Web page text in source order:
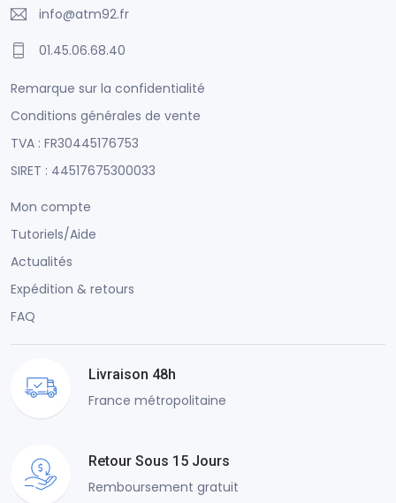
info@atm92.fr
01.45.06.68.40
Remarque sur la confidentialité
Conditions générales de vente
TVA : FR30445176753
SIRET : 44517675300033
Mon compte
Tutoriels/Aide
Actualités
Expédition & retours
FAQ
Livraison 48h
France métropolitaine
Retour Sous 15 Jours
Remboursement gratuit